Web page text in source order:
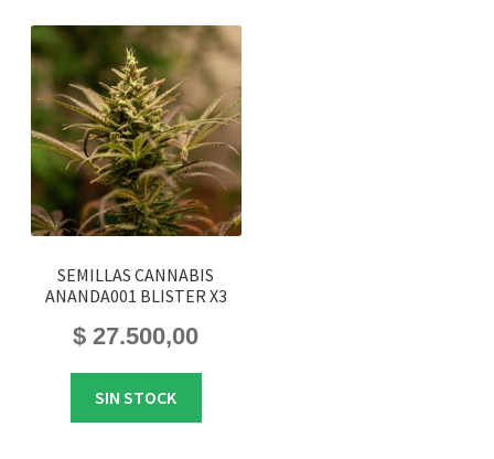
SEMILLAS CANNABIS
ANANDA001 BLISTER X3
$ 27.500,00
SIN STOCK